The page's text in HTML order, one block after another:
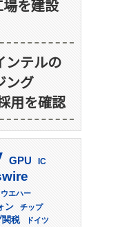
を建設
ンテルの
ング
用を確認
GPU IC
ウエハー
ン
チップ
関税 ドイツ